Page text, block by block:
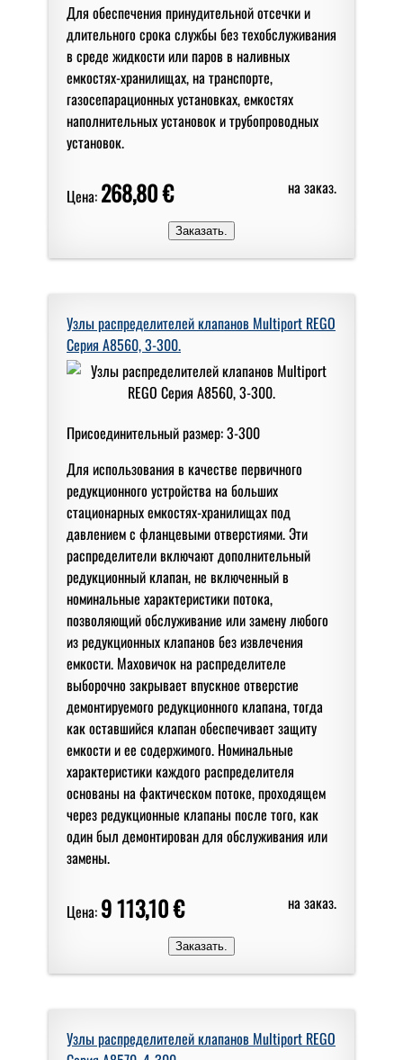
Для обеспечения принудительной отсечки и
длительного срока службы без техобслуживания
в среде жидкости или паров в наливных
емкостях-хранилищах, на транспорте,
газосепарационных установках, емкостях
наполнительных установок и трубопроводных
установок.
Цена: 268,80 € на заказ.
Узлы распределителей клапанов Multiport REGO
Серия A8560, 3-300.
Присоединительный размер: 3-300
Для использования в качестве первичного
редукционного устройства на больших
стационарных емкостях-хранилищах под
давлением с фланцевыми отверстиями. Эти
распределители включают дополнительный
редукционный клапан, не включенный в
номинальные характеристики потока,
позволяющий обслуживание или замену любого
из редукционных клапанов без извлечения
емкости. Маховичок на распределителе
выборочно закрывает впускное отверстие
демонтируемого редукционного клапана, тогда
как оставшийся клапан обеспечивает защиту
емкости и ее содержимого. Номинальные
характеристики каждого распределителя
основаны на фактическом потоке, проходящем
через редукционные клапаны после того, как
один был демонтирован для обслуживания или
замены.
Цена: 9 113,10 € на заказ.
Узлы распределителей клапанов Multiport REGO